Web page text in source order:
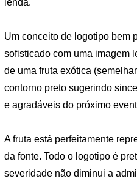
lenda.
Um conceito de logotipo bem
sofisticado com uma imagem
de uma fruta exótica
contorno preto sugerindo
e agradáveis ​​do próximo
A fruta está perfeitamente
da fonte. Todo o logotipo é
severidade não diminui a